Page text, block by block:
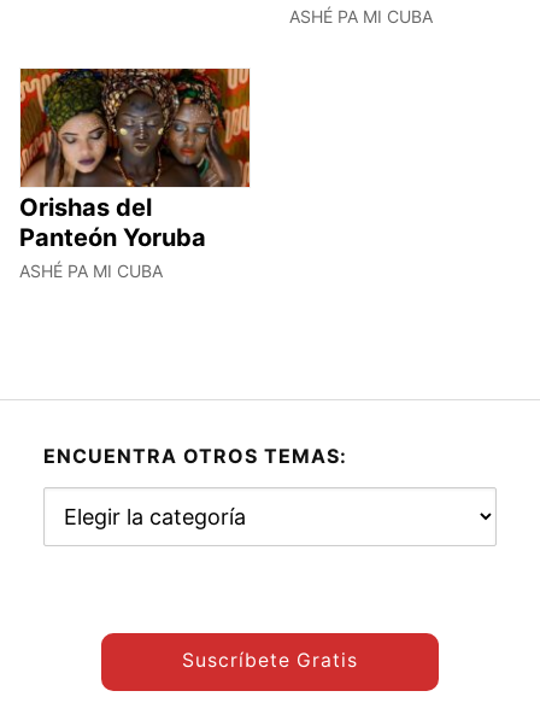
ASHÉ PA MI CUBA
Orishas del
Panteón Yoruba
ASHÉ PA MI CUBA
ENCUENTRA OTROS TEMAS:
otros
Suscríbete Gratis